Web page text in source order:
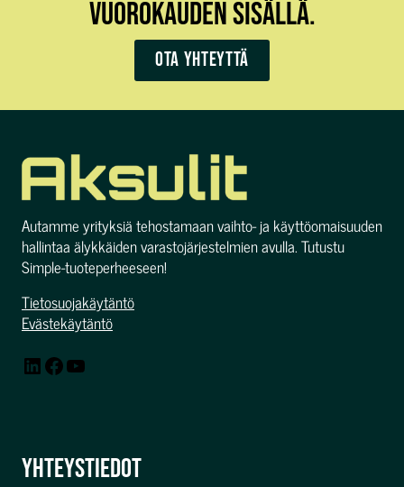
VUOROKAUDEN SISÄLLÄ.
Ota yhteyttä
Autamme yrityksiä tehostamaan vaihto- ja käyttöomaisuuden
hallintaa älykkäiden varastojärjestelmien avulla. Tutustu
Simple-tuoteperheeseen!
Tietosuojakäytäntö
Evästekäytäntö
LinkedIn
Facebook
YouTube
YHTEYSTIEDOT